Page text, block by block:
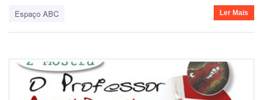
Espaço ABC
Ler Mais